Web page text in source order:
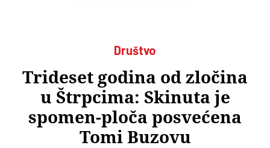
Društvo
Trideset godina od zločina
u Štrpcima: Skinuta je
spomen-ploča posvećena
Tomi Buzovu